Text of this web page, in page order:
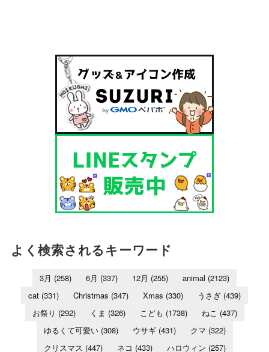
よく検索されるキーワード
3月 (258) 6月 (337) 12月 (255) animal (2123)
cat (331) Christmas (347) Xmas (330) うさぎ (439)
お祭り (292) くま (326) こども (1738) ねこ (437)
ゆるくて可愛い(308) ウサギ(431) クマ (322)
クリスマス (447) ネコ (433) ハロウィン (257)